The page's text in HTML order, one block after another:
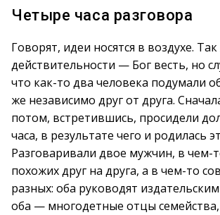
Четыре часа разговора
Говорят, идеи носятся в воздухе.
действительности — Бог весть, но
что как-то два человека подумали
же независимо друг от друга.
потом, встретившись, просидели
часа, в результате чего и родилась
Разговаривали двое мужчин, в чем-
похожих друг на друга, а в чем-то
разных: оба руководят
оба — многодетные отцы